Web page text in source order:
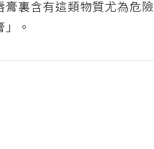
膏裏含有這類物質尤為危
。